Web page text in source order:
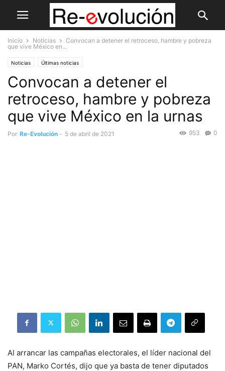
Inicio Noticias
Convocan a detener el retroceso, hambre y pobreza
que vive México en...
Noticias Últimas noticias
Convocan a detener el
retroceso, hambre y pobreza
que vive México en la urnas
Por Re-Evolución - 5 de abril de 2021 0
953
Al arrancar las campañas electorales, el líder nacional del
PAN, Marko Cortés, dijo que ya basta de tener diputados